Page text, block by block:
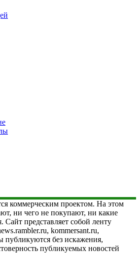
коммерческим проектом. На этом
ни чего не покупают, ни какие
Сайт представляет собой ленту
kommersant.ru,
публикуются без искажения,
публикуемых новостей